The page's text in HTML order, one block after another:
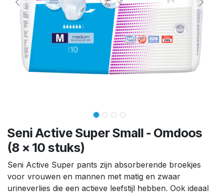
Seni Active Super Small - Omdoos
(8 x 10 stuks)
Seni Active Super pants zijn absorberende broekjes
voor vrouwen en mannen met matig en zwaar
urineverlies die een actieve leefstijl hebben. Ook ideaal